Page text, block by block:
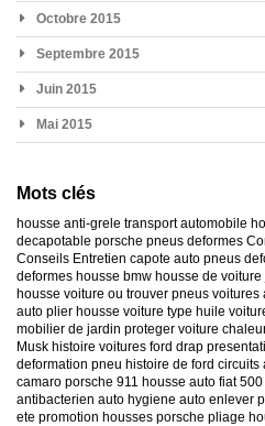
Octobre 2015
Septembre 2015
Juin 2015
Mai 2015
Mots clés
housse anti-grele transport automobile
decapotable porsche pneus deformes
Conseils Entretien capote auto pneus
deformes housse bmw housse de
housse voiture ou trouver pneus voitures
auto plier housse voiture type huile
mobilier de jardin proteger voiture
Musk histoire voitures ford drap
deformation pneu histoire de ford circuits
camaro porsche 911 housse auto fiat 500
antibacterien auto hygiene auto enlever
ete promotion housses porsche pliage